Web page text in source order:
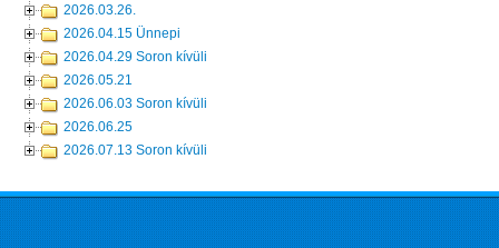
2026.03.26.
2026.04.15 Ünnepi
2026.04.29 Soron kívüli
2026.05.21
2026.06.03 Soron kívüli
2026.06.25
2026.07.13 Soron kívüli